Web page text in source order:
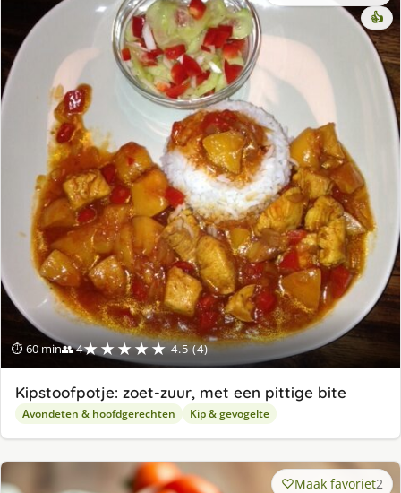
⏱ 60 min👥 4★★★★★ 4.5 (4)
👍
Kipstoofpotje: zoet-zuur, met een pittige bite
Avondeten & hoofdgerechten Kip & gevogelte
Maak favoriet2